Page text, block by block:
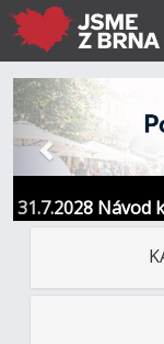
31.7.2028
kontakt
Předchozí